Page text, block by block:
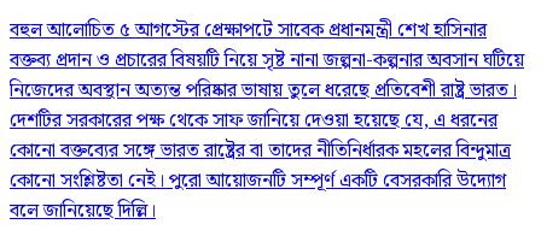
বহুল আলোচিত ৫ আগস্টের প্রেক্ষাপটে সাবেক প্রধানমন্ত্রী শেখ হাসিনার
বক্তব্য প্রদান ও প্রচারের বিষয়টি নিয়ে সৃষ্ট নানা জল্পনা-কল্পনার অবসান ঘটিয়ে
নিজেদের অবস্থান অত্যন্ত পরিষ্কার ভাষায় তুলে ধরেছে প্রতিবেশী রাষ্ট্র ভারত।
দেশটির সরকারের পক্ষ থেকে সাফ জানিয়ে দেওয়া হয়েছে যে, এ ধরনের
কোনো বক্তব্যের সঙ্গে ভারত রাষ্ট্রের বা তাদের নীতিনির্ধারক মহলের বিন্দুমাত্র
কোনো সংশ্লিষ্টতা নেই। পুরো আয়োজনটি সম্পূর্ণ একটি বেসরকারি উদ্যোগ
বলে জানিয়েছে দিল্লি।